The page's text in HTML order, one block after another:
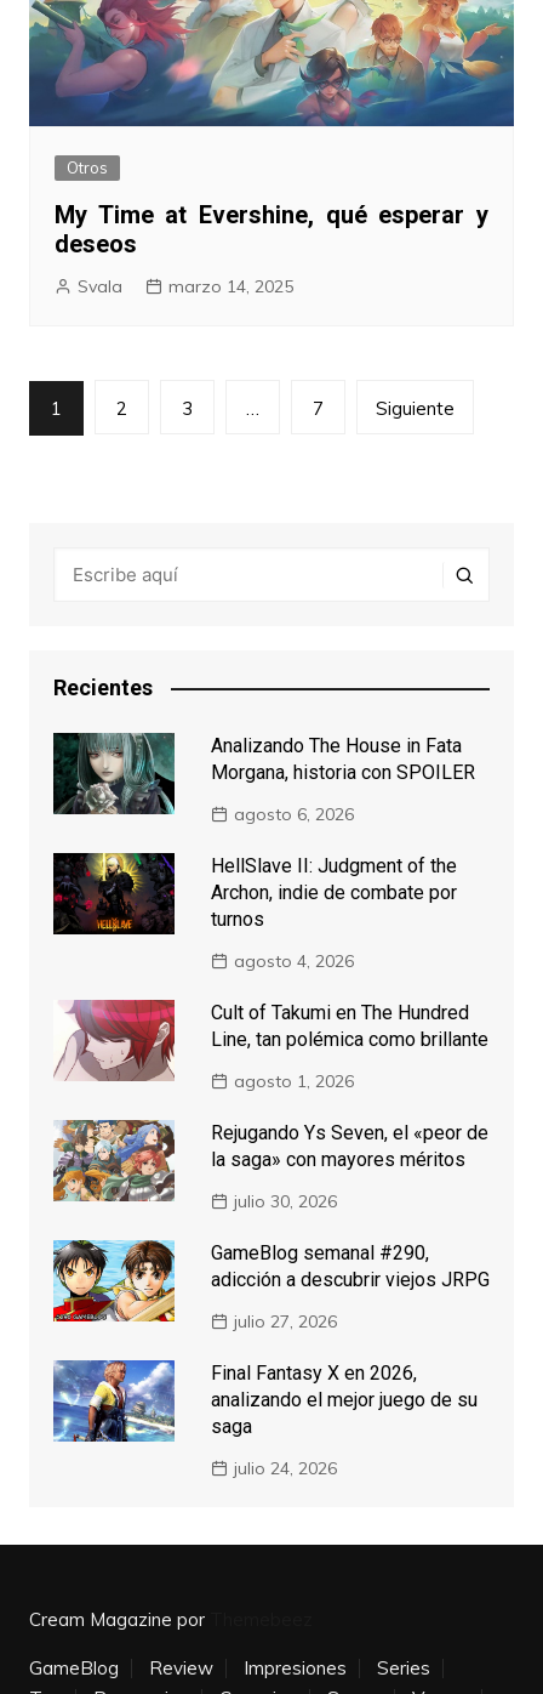
Otros
My Time at Evershine, qué esperar y
deseos
Svala marzo 14, 2025
Paginación
de
1 2 3 … 7 Siguiente
Recientes
Analizando The House in Fata
Morgana, historia con SPOILER
agosto 6, 2026
HellSlave II: Judgment of the
Archon, indie de combate por
turnos
agosto 4, 2026
Cult of Takumi en The Hundred
Line, tan polémica como brillante
agosto 1, 2026
Rejugando Ys Seven, el «peor de
la saga» con mayores méritos
julio 30, 2026
GameBlog semanal #290,
adicción a descubrir viejos JRPG
julio 27, 2026
Final Fantasy X en 2026,
analizando el mejor juego de su
saga
julio 24, 2026
Cream Magazine por
GameBlog Review Impresiones
Series